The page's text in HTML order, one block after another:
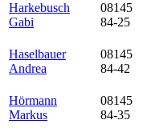
Harkebusch
Gabi
08145
84-25
Haselbauer
Andrea
08145
84-42
Hörmann
Markus
08145
84-35